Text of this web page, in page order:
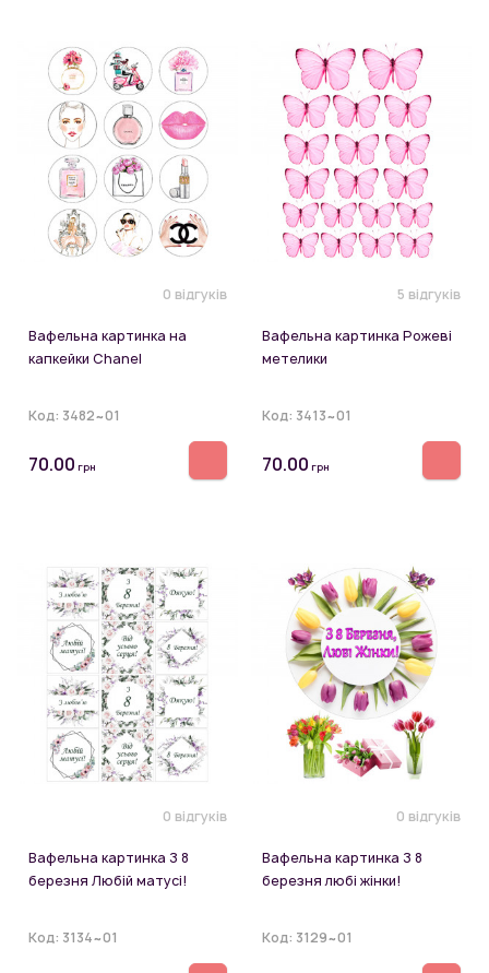
0 відгуків
Вафельна картинка на
капкейки Chanel
Код: 3482~01
70.00 грн
5 відгуків
Вафельна картинка Рожеві
метелики
Код: 3413~01
70.00 грн
0 відгуків
Вафельна картинка З 8
березня Любій матусі!
Код: 3134~01
0 відгуків
Вафельна картинка З 8
березня любі жінки!
Код: 3129~01